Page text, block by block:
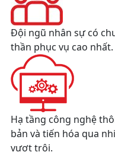
Đội ngũ nhân sự có
thần phục vụ cao nhất.
Hạ tầng công nghệ
bản và tiến hóa qua
vượt trội.